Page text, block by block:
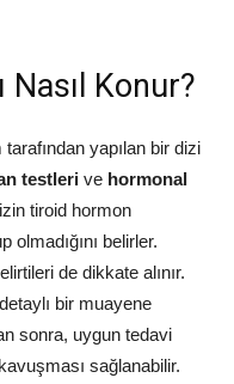
Nasıl Konur?
yapılan bir dizi
testleri ve hormonal
tiroid hormon
belirler.
de dikkate alınır.
bir muayene
sonra, uygun tedavi
sağlanabilir.